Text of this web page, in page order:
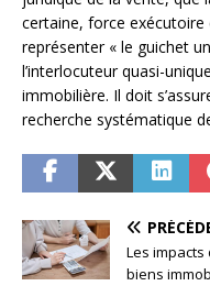
certaine, force
représenter « le guichet
l’interlocuteur quasi-
immobilière. Il doit
recherche systématique
Les
biens